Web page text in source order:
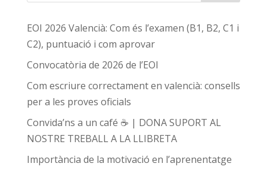
EOI 2026 Valencià: Com és l’examen (B1, B2, C1 i
C2), puntuació i com aprovar
Convocatòria de 2026 de l’EOI
Com escriure correctament en valencià: consells
per a les proves oficials
Convida’ns a un café ☕ | DONA SUPORT AL
NOSTRE TREBALL A LA LLIBRETA
Importància de la motivació en l’aprenentatge